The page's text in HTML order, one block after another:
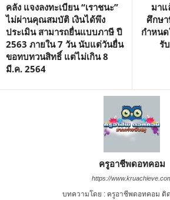
คลัง แจงลงทะเบียน “เราชนะ”
ไม่ผ่านคุณสมบัติ เงินได้พึง
ประเมิน สามารถยื่นแบบภาษี ปี
2563 ภายใน 7 วัน นับแต่วันยื่น
ขอทบทวนสิทธิ์ แต่ไม่เกิน 8
มี.ค. 2564
มา
ศึกษา​
กำหนด
รั
ครูอาชีพดอทคอม
https://
บทความโดย : ครูอาชีพดอทคอม ติ